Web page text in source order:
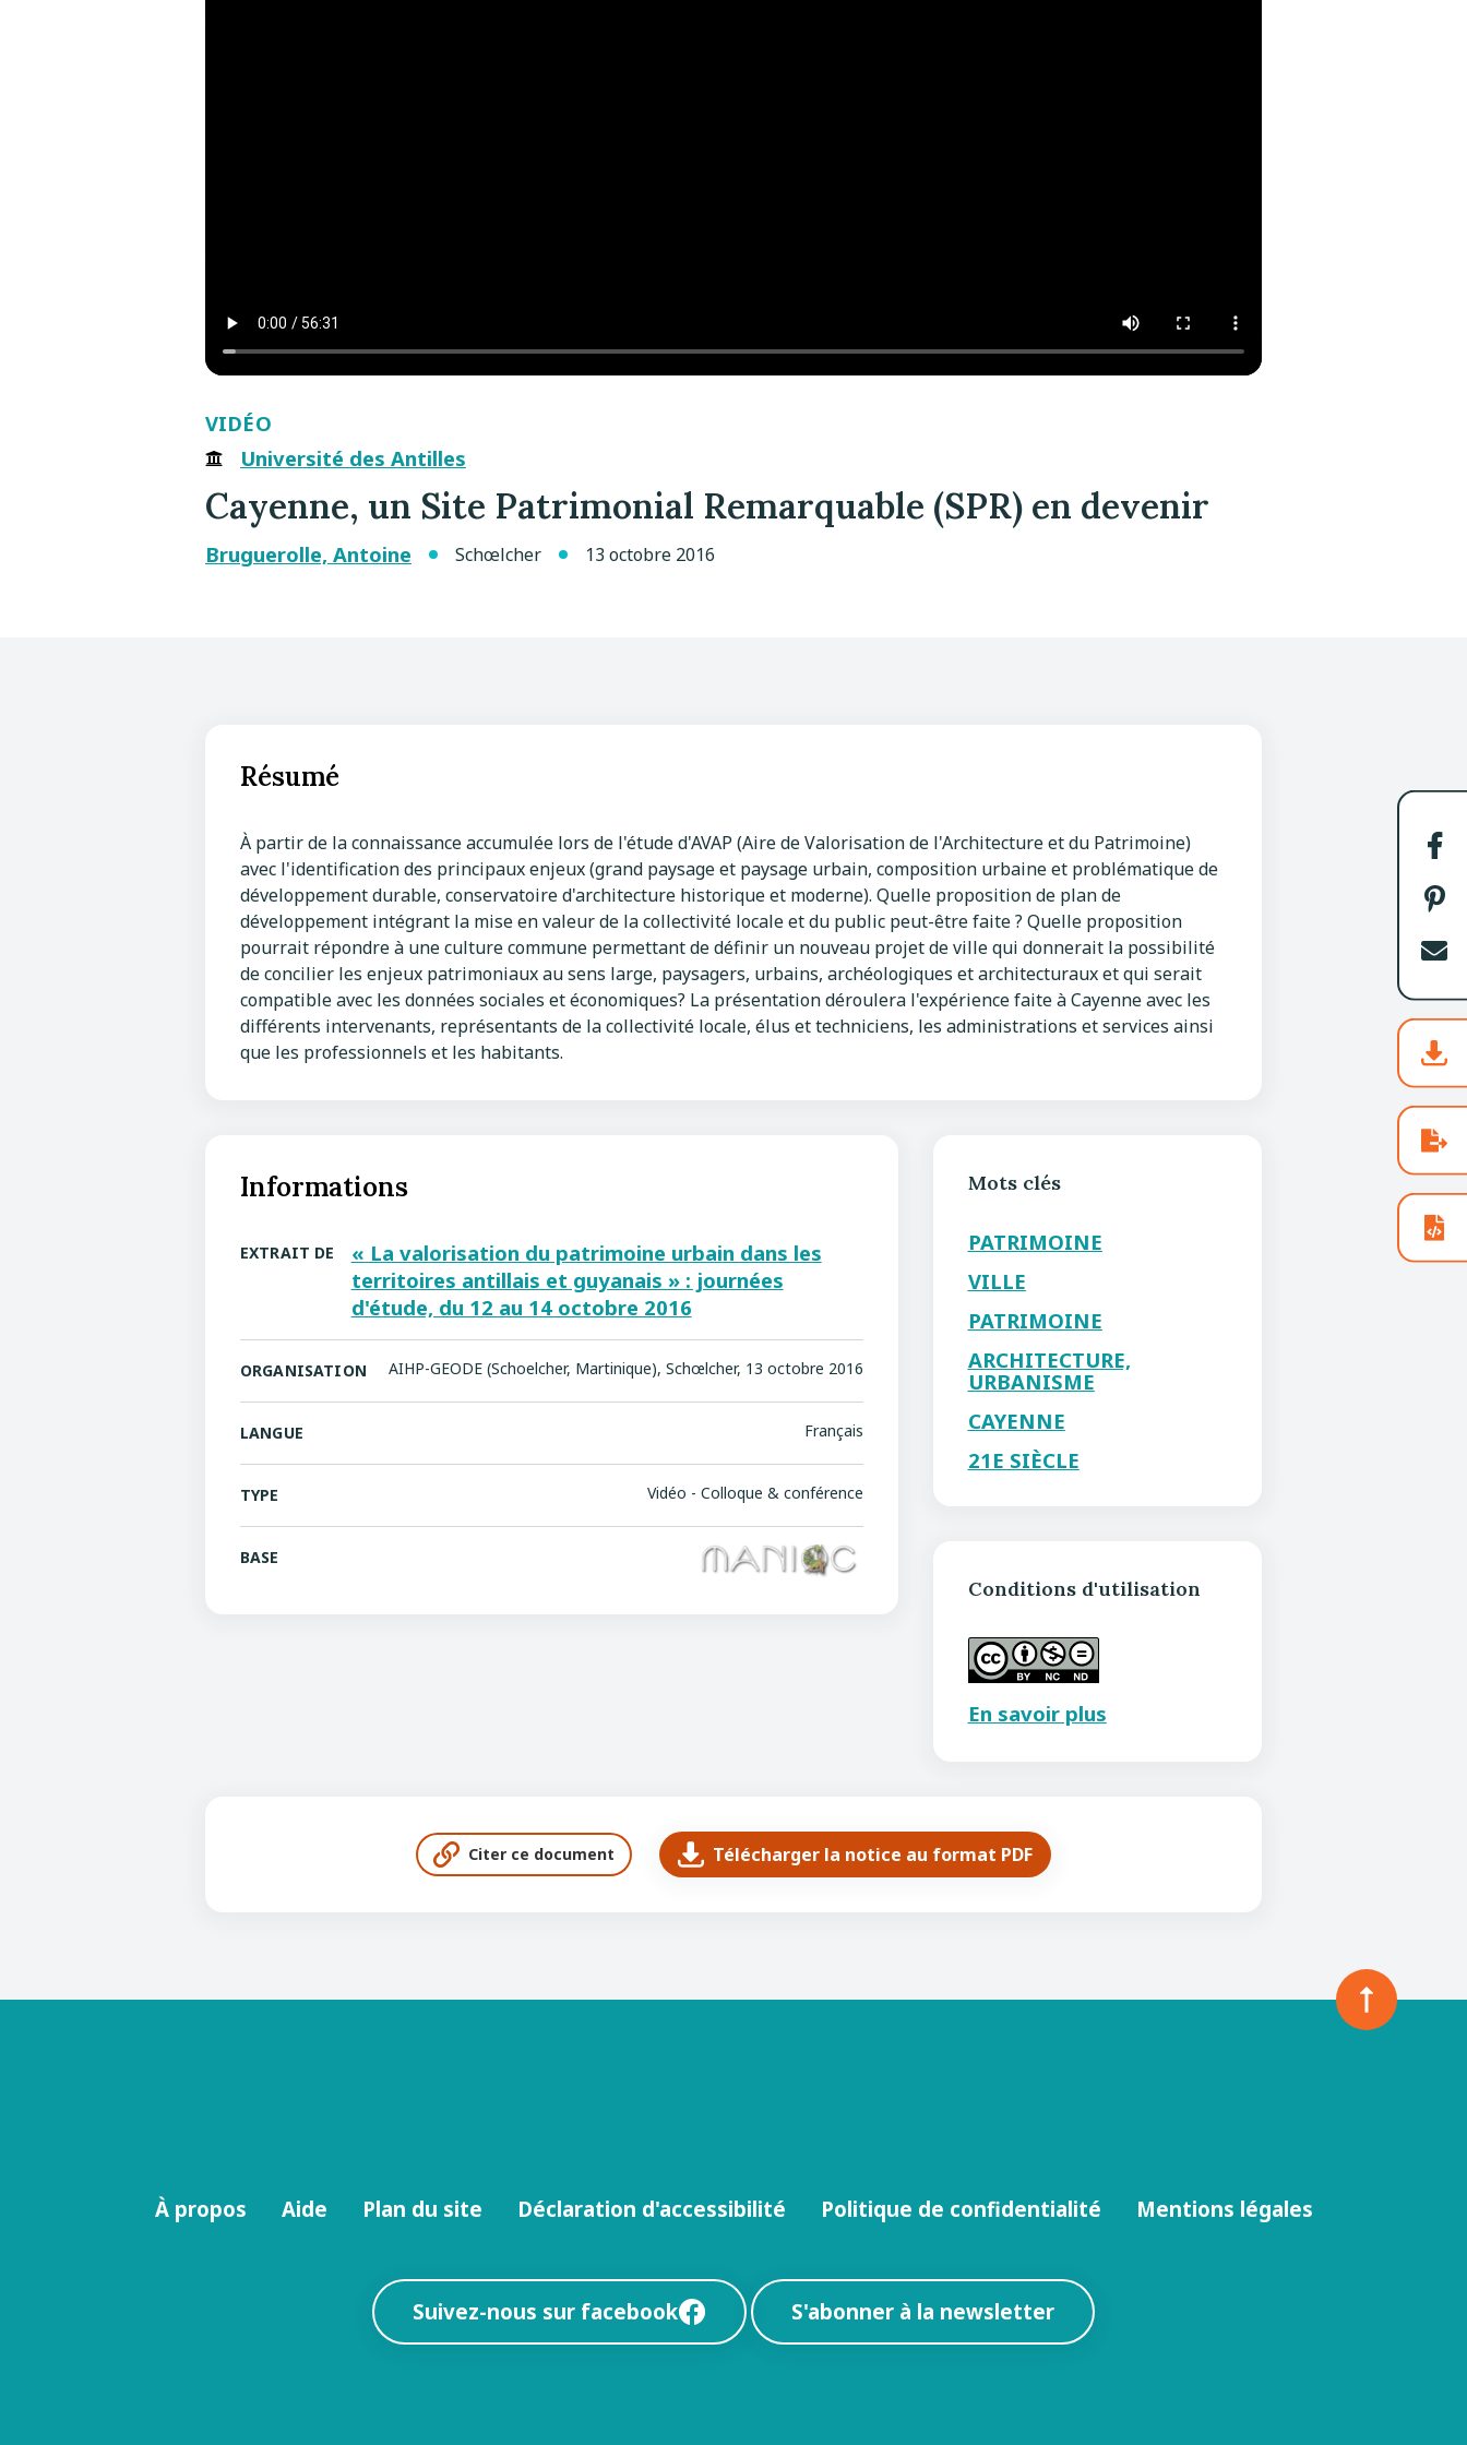
VIDÉO
Université des Antilles
Cayenne, un Site Patrimonial Remarquable (SPR) en devenir
Bruguerolle, Antoine Schœlcher 13 octobre 2016
Résumé
À partir de la connaissance accumulée lors de l'étude d'AVAP (Aire de Valorisation de l'Architecture et du Patrimoine)
avec l'identification des principaux enjeux (grand paysage et paysage urbain, composition urbaine et problématique de
développement durable, conservatoire d'architecture historique et moderne). Quelle proposition de plan de
développement intégrant la mise en valeur de la collectivité locale et du public peut-être faite ? Quelle proposition
pourrait répondre à une culture commune permettant de définir un nouveau projet de ville qui donnerait la possibilité
de concilier les enjeux patrimoniaux au sens large, paysagers, urbains, archéologiques et architecturaux et qui serait
compatible avec les données sociales et économiques? La présentation déroulera l'expérience faite à Cayenne avec les
différents intervenants, représentants de la collectivité locale, élus et techniciens, les administrations et services ainsi
que les professionnels et les habitants.
Informations
EXTRAIT DE
« La valorisation du patrimoine urbain dans les
territoires antillais et guyanais » : journées
d'étude, du 12 au 14 octobre 2016
ORGANISATION AIHP-GEODE (Schoelcher, Martinique), Schœlcher, 13 octobre 2016
LANGUE Français
TYPE Vidéo - Colloque & conférence
BASE
Mots clés
PATRIMOINE
VILLE
PATRIMOINE
ARCHITECTURE,
URBANISME
CAYENNE
21E SIÈCLE
Conditions d'utilisation
En savoir plus
Citer ce document Télécharger la notice au format PDF
sur
sur
MenuÀ propos Aide Plan du site Déclaration d'accessibilité Politique de confidentialité Mentions légales
Suivez-nous sur facebook S'abonner à la newsletter